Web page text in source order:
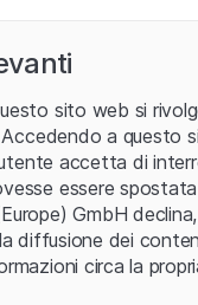
sito web si
a questo
accetta di
essere
GmbH
diffusione dei
circa la